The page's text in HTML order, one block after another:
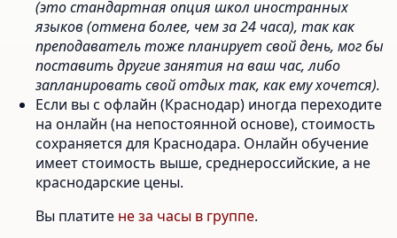
(это стандартная опция школ иностранных
языков (отмена более, чем за 24 часа), так как
преподаватель тоже планирует свой день, мог бы
поставить другие занятия на ваш час, либо
запланировать свой отдых так, как ему хочется).
Если вы с офлайн (Краснодар) иногда переходите
на онлайн (на непостоянной основе), стоимость
сохраняется для Краснодара. Онлайн обучение
имеет стоимость выше, среднероссийские, а не
краснодарские цены.
Вы платите не за часы в группе.